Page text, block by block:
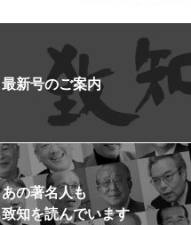
最新号のご案内
あの著名人も
致知を読んでいます